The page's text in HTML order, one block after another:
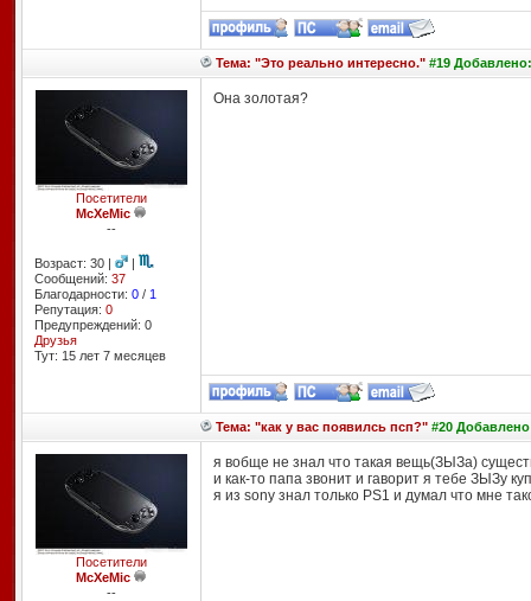
Тема: "Это реально интересно."#19 Добавлено:
Посетители
McXeMic
--
Возраст: 30 |
|
Сообщений: 37
Благодарности: 0/ 1
Репутация: 0
Предупреждений: 0
Друзья
Тут: 15 лет 7 месяцев
Она золотая?
Тема: "как у вас появилсь псп?"#20
Посетители
McXeMic
--
я вобще не знал что такая вещь(ЗЫЗа)
и как-то папа звонит и гаворит я тебе ЗЫЗу
я из sony знал только PS1 и думал что мне